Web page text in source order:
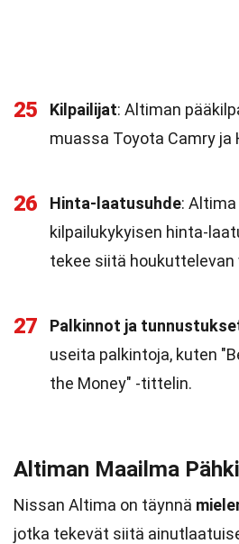
25 Kilpailijat: Altiman
muassa Toyota Camry ja
26 Hinta-laatusuhde:
kilpailukykyisen hinta-
tekee siitä houkuttelevan
27 Palkinnot ja
useita palkintoja, kuten
the Money" -tittelin.
Altiman Maailma
Nissan Altima on täynnä
jotka tekevät siitä